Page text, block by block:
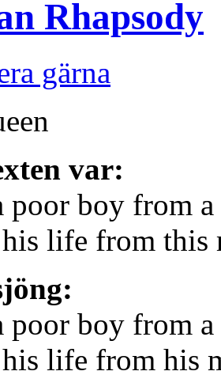
Rhapsody
gärna
var:
poor boy from
life from this
poor boy from
life from his